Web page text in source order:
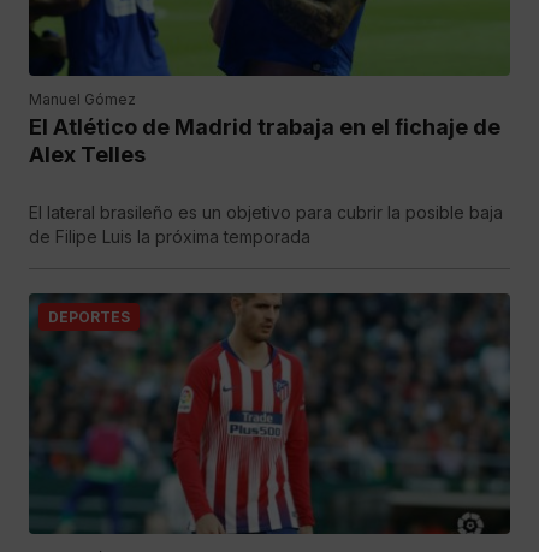
Manuel Gómez
El Atlético de Madrid trabaja en el fichaje de
Alex Telles
El lateral brasileño es un objetivo para cubrir la posible baja
de Filipe Luis la próxima temporada
DEPORTES